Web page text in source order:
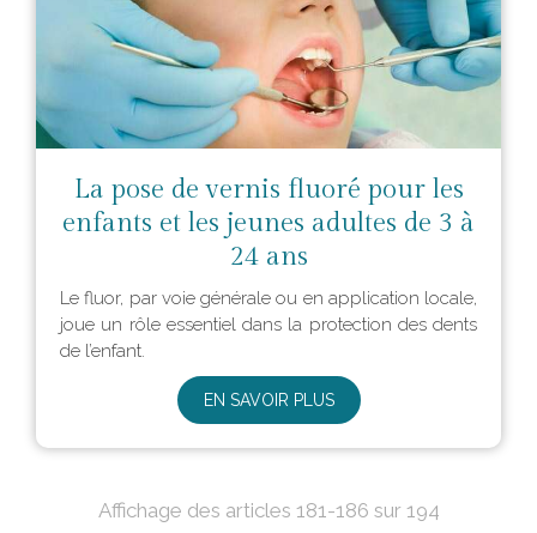
La pose de vernis fluoré pour les
enfants et les jeunes adultes de 3 à
24 ans
Le fluor, par voie générale ou en application locale,
joue un rôle essentiel dans la protection des dents
de l’enfant.
EN SAVOIR PLUS
Affichage des articles 181-186 sur 194